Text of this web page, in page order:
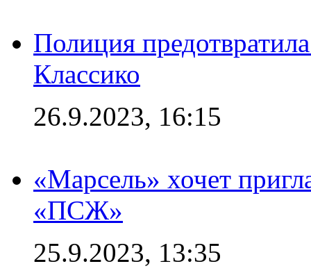
Полиция
Классико
26.9.2023, 16:15
«Марсель» хочет
«ПСЖ»
25.9.2023, 13:35